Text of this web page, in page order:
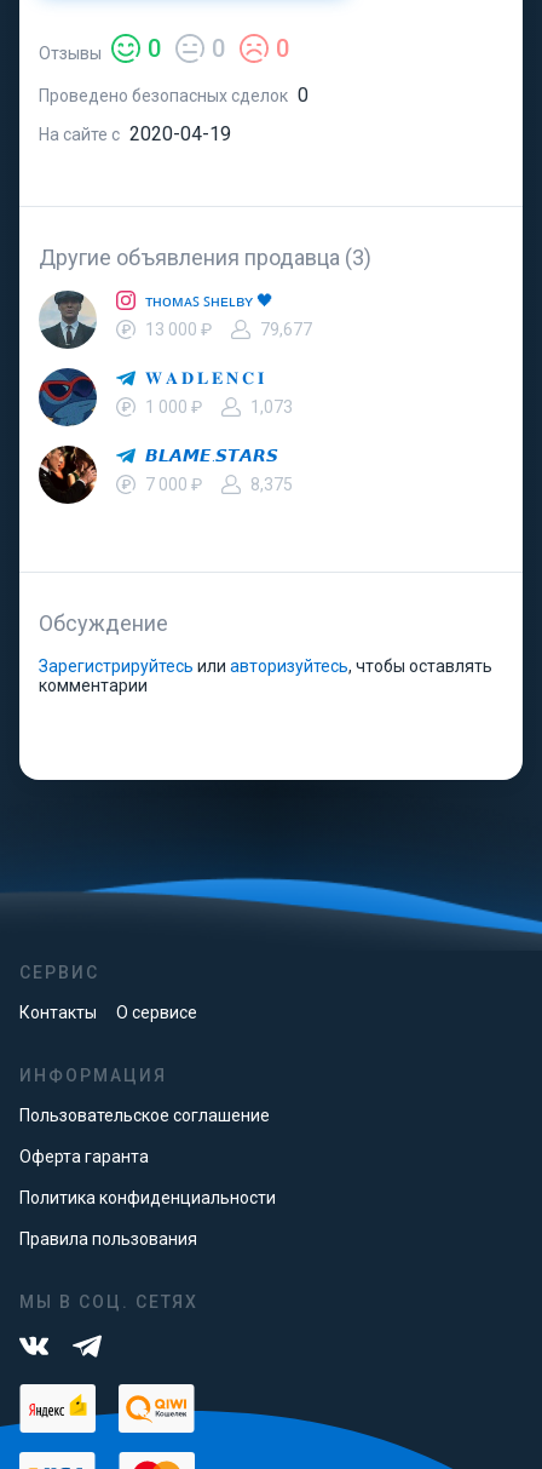
Отзывы 0 0 0
Проведено безопасных сделок 0
На сайте с 2020-04-19
Другие объявления продавца (3)
ᴛʜᴏᴍᴀꜱ ꜱʜᴇʟʙʏ 🖤
13 000 ₽
79,677
𝐖 𝐀 𝐃 𝐋 𝐄 𝐍 𝐂 𝐈
1 000 ₽
1,073
𝘽𝙇𝘼𝙈𝙀.𝙎𝙏𝘼𝙍𝙎
7 000 ₽
8,375
Обсуждение
Зарегистрируйтесь или авторизуйтесь, чтобы оставлять
комментарии
СЕРВИС
Контакты О сервисе
ИНФОРМАЦИЯ
Пользовательское соглашение
Оферта гаранта
Политика конфиденциальности
Правила пользования
МЫ В СОЦ. СЕТЯХ